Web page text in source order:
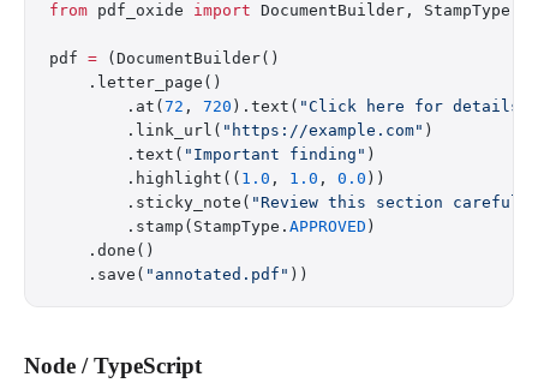
from pdf_oxide import DocumentBuilder, StampType
pdf = (DocumentBuilder()
    .letter_page()
        .at(
72 , 720 ).text( "Click here for details"
        .link_url(
"https://example.com" )
        .text(
"Important finding" )
        .highlight((
1.0 , 1.0 , 0.0 ))
        .sticky_note(
"Review this section
        .stamp(StampType.
APPROVED )
    .done()
    .save(
"annotated.pdf" ))
Node / TypeScript